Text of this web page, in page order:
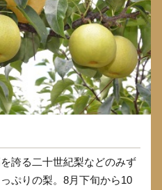
誇る二十世紀梨などのみず
ぷりの梨。8月下旬から10